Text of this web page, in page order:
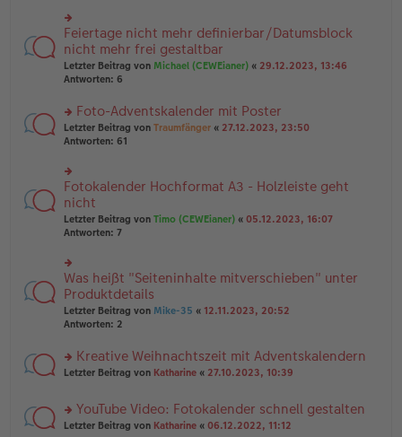
tr
a
g
e
n
er
B
ei
tr
g
u
n
g
el
es
e
er
B
ei
tr
g
rs
te
r
u
n
el
es
e
er
B
ei
tr
a
g
Feiertage nicht mehr definierbar/Datumsblock
nicht mehr frei gestaltbar
Letzter Beitrag von Michael (CEWEianer) « 29.12.2023, 13:46
Antworten: 6
rs
te
u
n
g
el
es
e
er
B
ei
tr
a
g
Foto-Adventskalender mit Poster
Letzter Beitrag von Traumfänger « 27.12.2023, 23:50
Antworten: 61
rs
te
r
u
n
el
es
e
n
er
tr
a
Fotokalender Hochformat A3 - Holzleiste geht
nicht
Letzter Beitrag von Timo (CEWEianer) « 05.12.2023, 16:07
Antworten: 7
rs
te
r
u
n
el
es
er
B
Was heißt "Seiteninhalte mitverschieben" unter
Produktdetails
Letzter Beitrag von Mike-35 « 12.11.2023, 20:52
Antworten: 2
rs
u
n
Kreative Weihnachtszeit mit Adventskalendern
Letzter Beitrag von Katharine « 27.10.2023, 10:39
rs
YouTube Video: Fotokalender schnell gestalten
Letzter Beitrag von Katharine « 06.12.2022, 11:12